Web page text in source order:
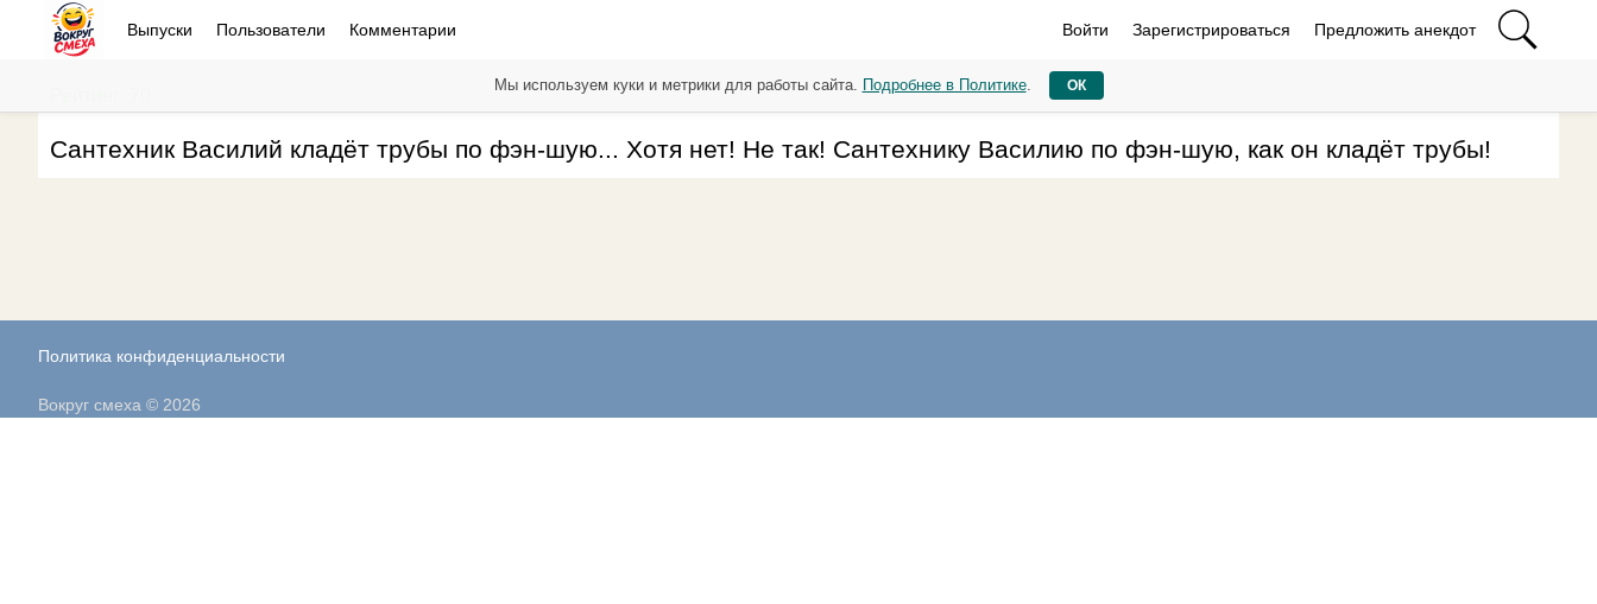
Выпуски Пользователи Комментарии Войти Зарегистрироваться Предложить анекдот
Сантехник Василий кладёт трубы по фэн-шую... Хотя нет! Не так! Сантехнику Василию по фэн-шую, как он кладёт трубы!
Политика конфиденциальности
Мы используем куки и метрики для работы сайта. Подробнее в Политике. ОК
Вокруг смеха © 2026